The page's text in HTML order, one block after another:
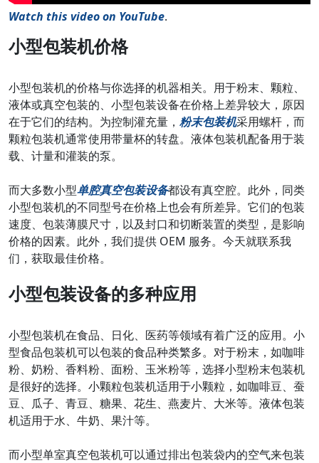
Watch this video on YouTube.
小型包装机价格
小型包装机的价格与你选择的机器相关。用于粉末、颗粒、
液体或真空包装的、小型包装设备在价格上差异较大，原因
在于它们的结构。为控制灌充量， 粉末包装机采用螺杆，而
颗粒包装机通常使用带量杯的转盘。液体包装机配备用于装
载、计量和灌装的泵。
而大多数小型单腔真空包装设备都设有真空腔。此外，同类
小型包装机的不同型号在价格上也会有所差异。它们的包装
速度、包装薄膜尺寸，以及封口和切断装置的类型，是影响
价格的因素。此外，我们提供 OEM 服务。今天就联系我
们，获取最佳价格。
小型包装设备的多种应用
小型包装机在食品、日化、医药等领域有着广泛的应用。小
型食品包装机可以包装的食品种类繁多。对于粉末，如咖啡
粉、奶粉、香料粉、面粉、玉米粉等，选择小型粉末包装机
是很好的选择。小颗粒包装机适用于小颗粒，如咖啡豆、蚕
豆、瓜子、青豆、糖果、花生、燕麦片、大米等。液体包装
机适用于水、牛奶、果汁等。
而小型单室真空包装机可以通过排出包装袋内的空气来包装